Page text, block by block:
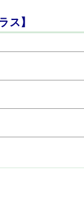
ス】